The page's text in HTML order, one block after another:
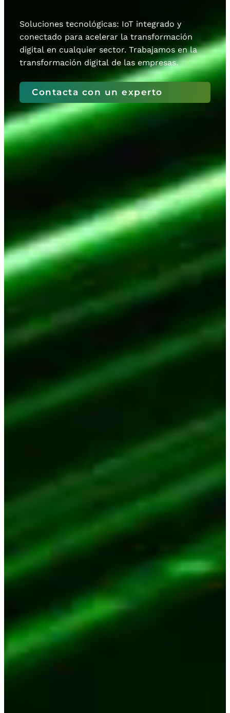
Soluciones tecnológicas: IoT integrado y
conectado para acelerar la transformación
digital en cualquier sector. Trabajamos en la
transformación digital de las empresas.
Contacta con un experto